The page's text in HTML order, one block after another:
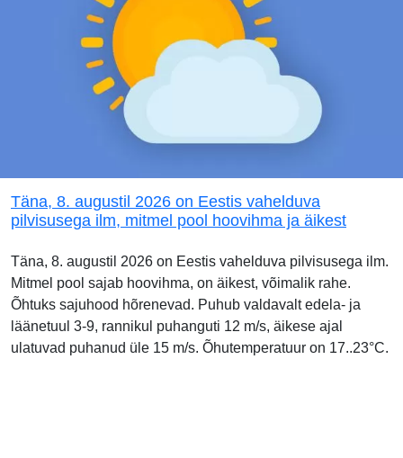
Täna, 8. augustil 2026 on Eestis vahelduva
pilvisusega ilm, mitmel pool hoovihma ja äikest
Täna, 8. augustil 2026 on Eestis vahelduva pilvisusega ilm.
Mitmel pool sajab hoovihma, on äikest, võimalik rahe.
Õhtuks sajuhood hõrenevad. Puhub valdavalt edela- ja
läänetuul 3-9, rannikul puhanguti 12 m/s, äikese ajal
ulatuvad puhanud üle 15 m/s. Õhutemperatuur on 17..23°C.